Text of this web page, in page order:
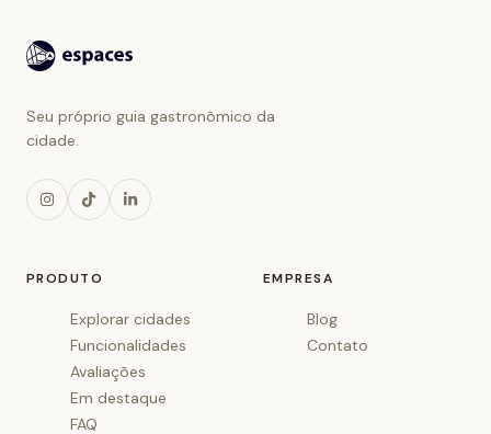
Seu próprio guia gastronômico da
cidade.
PRODUTO
Explorar cidades
Funcionalidades
Avaliações
Em destaque
FAQ
EMPRESA
Blog
Contato